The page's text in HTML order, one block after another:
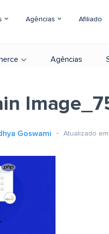
Agências Afiliado
Agências
Goswami Atualizado